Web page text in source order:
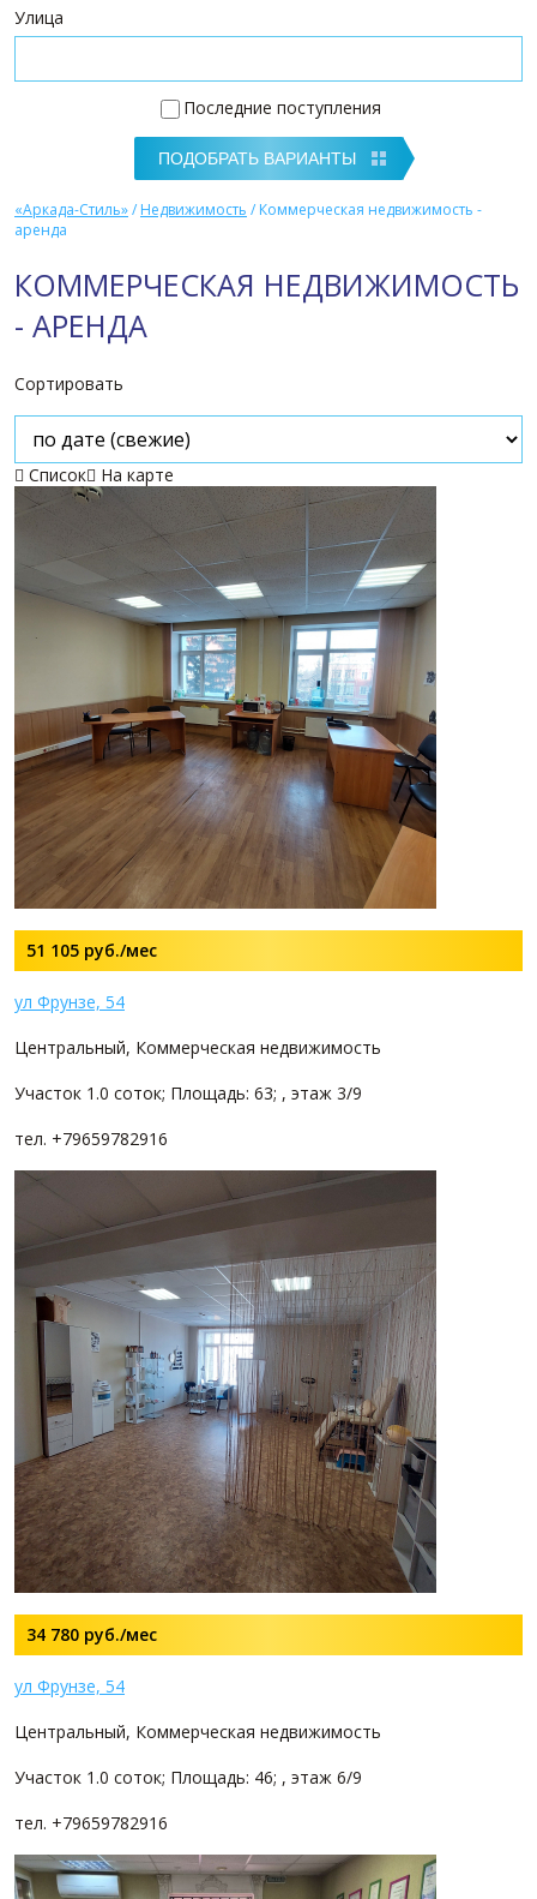
Улица
Последние поступления
«Аркада-Стиль»/ Недвижимость / Коммерческая недвижимость -
аренда
КОММЕРЧЕСКАЯ НЕДВИЖИМОСТЬ
- АРЕНДА
Сортировать
 Список На карте
51 105 руб./мес
ул Фрунзе, 54
Центральный, Коммерческая недвижимость
Участок 1.0 соток; Площадь: 63; , этаж 3/9
тел. +79659782916
34 780 руб./мес
ул Фрунзе, 54
Центральный, Коммерческая недвижимость
Участок 1.0 соток; Площадь: 46; , этаж 6/9
тел. +79659782916